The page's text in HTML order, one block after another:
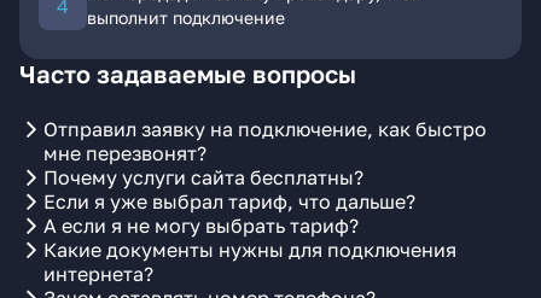
выполнит подключение
Часто задаваемые вопросы
Отправил заявку на подключение, как быстро
мне перезвонят?
Почему услуги сайта бесплатны?
Если я уже выбрал тариф, что дальше?
А если я не могу выбрать тариф?
Какие документы нужны для подключения
интернета?